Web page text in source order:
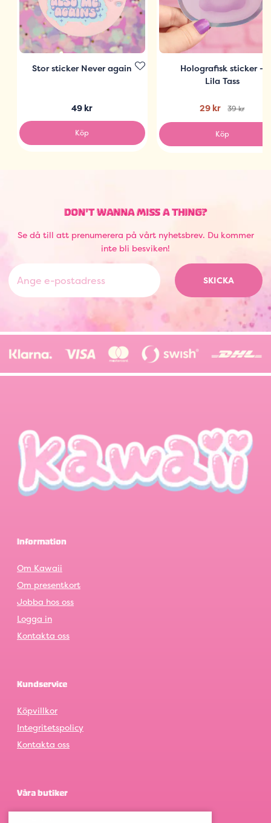
Stor sticker Never again
49 kr
Köp
Holografisk sticker -
Lila Tass
29 kr 39 kr
Köp
DON'T WANNA MISS A THING?
Se då till att prenumerera på vårt nyhetsbrev. Du kommer
inte bli besviken!
SKICKA
Information
Om Kawaii
Om presentkort
Jobba hos oss
Logga in
Kontakta oss
Kundservice
Köpvillkor
Integritetspolicy
Kontakta oss
Våra butiker